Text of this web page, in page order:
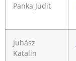
Panka Judit
Juhász
Katalin